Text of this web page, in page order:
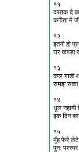
११
दस्तक दे
कविता मे
१२
इतनी हो
घर कपड़ा
१३
कल गाड़ी
समझ सका
१४
धूल नहायी
इक दिन
१५
मुँह फेरे लेटे
पुन: